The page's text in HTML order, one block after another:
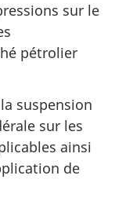
sur le
pétrolier
suspension
sur les
ainsi
de